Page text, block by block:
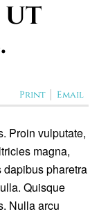
UT
Print Email
Proin vulputate,
magna,
pharetra
Quisque
Nulla arcu